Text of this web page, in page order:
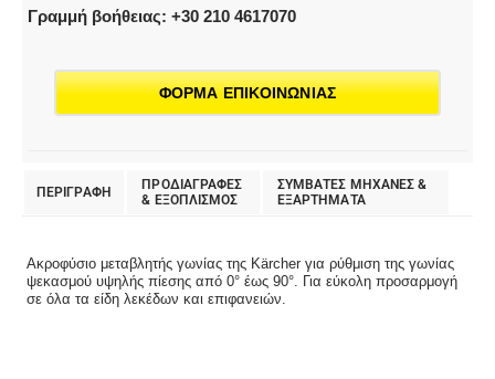
Γραμμή βοήθειας: +30 210 4617070
ΦΟΡΜΑ ΕΠΙΚΟΙΝΩΝΙΑΣ
ΠΕΡΙΓΡΑΦΗ
ΠΡΟΔΙΑΓΡΑΦΕΣ
& EΞΟΠΛΙΣΜΟΣ
ΣΥΜΒΑΤΕΣ ΜΗΧΑΝΕΣ &
ΕΞΑΡΤΗΜΑΤΑ
Ακροφύσιο μεταβλητής γωνίας της Kärcher για ρύθμιση της γωνίας
ψεκασμού υψηλής πίεσης από 0° έως 90°. Για εύκολη προσαρμογή
σε όλα τα είδη λεκέδων και επιφανειών.